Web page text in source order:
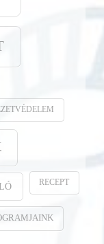
RECEPT